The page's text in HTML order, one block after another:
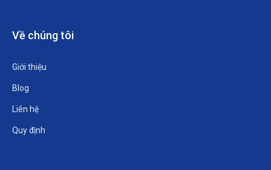
Về chúng tôi
Giới thiệu
Blog
Liên hệ
Quy định